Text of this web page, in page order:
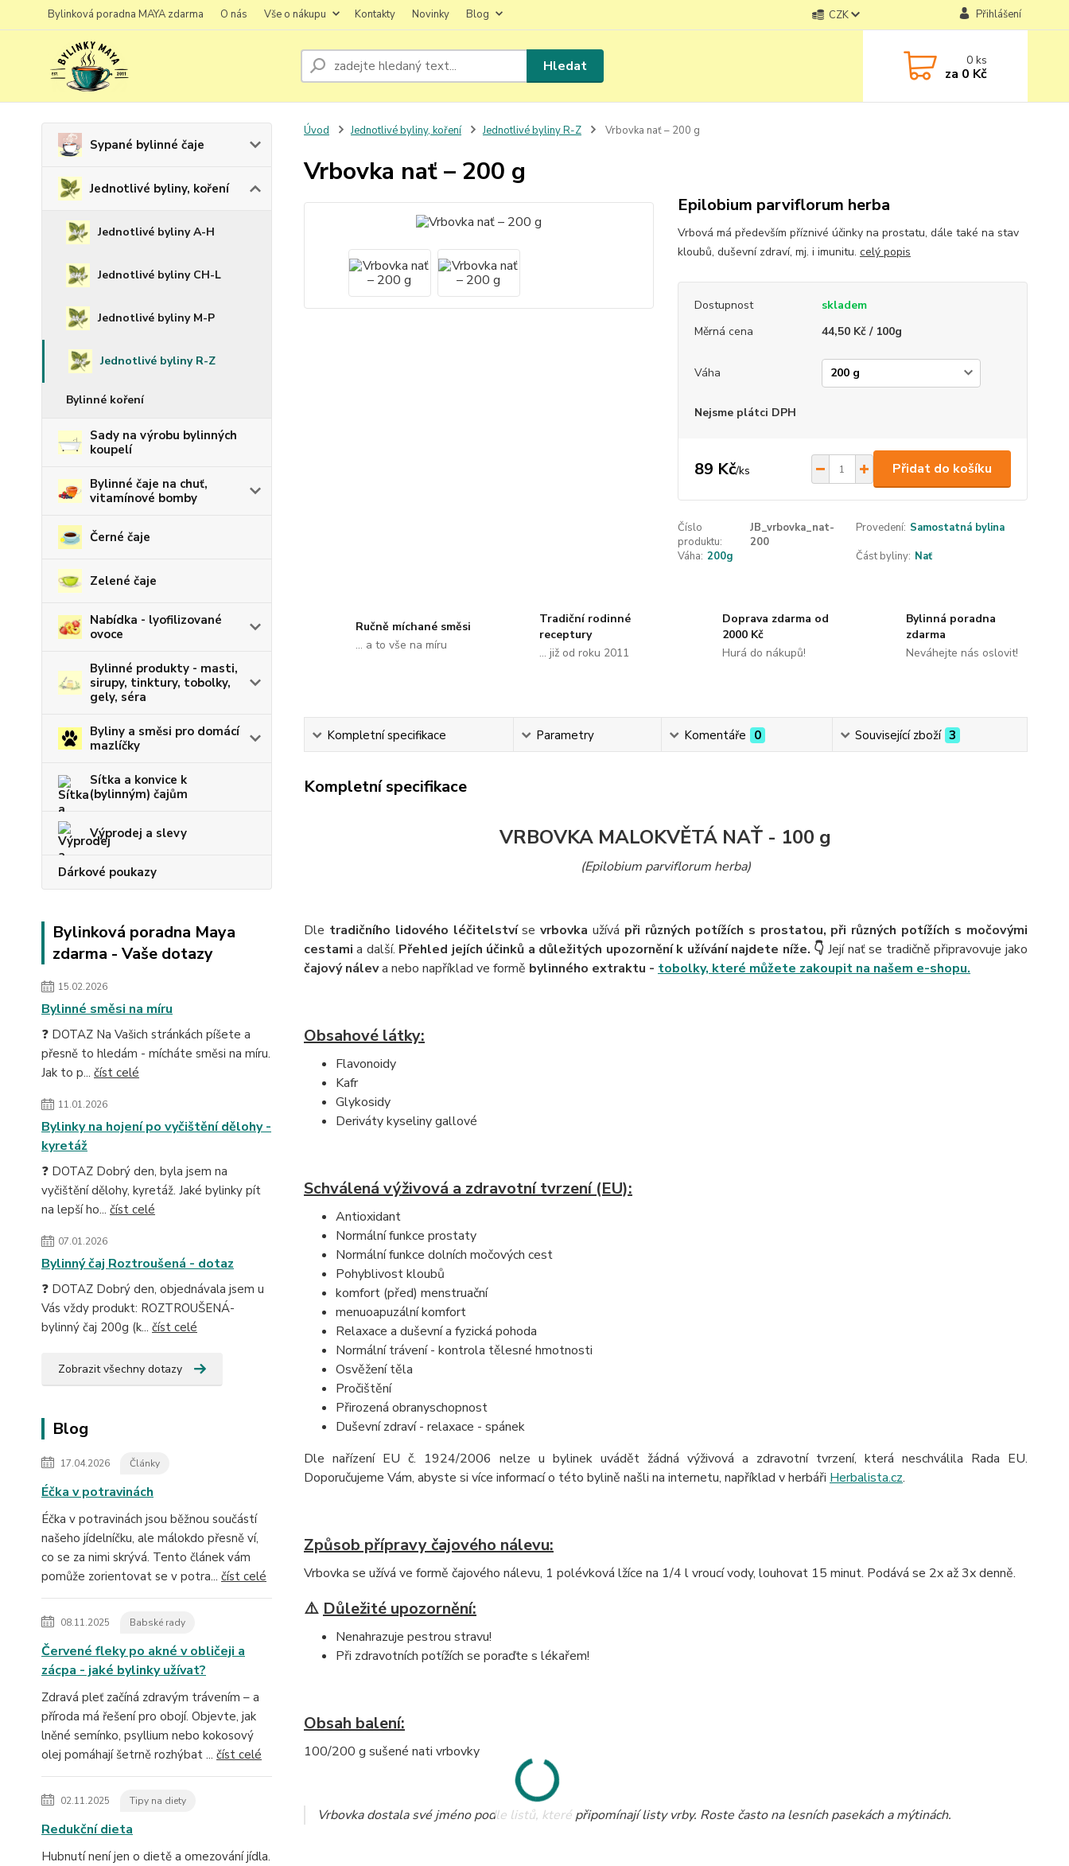
Bylinková poradna MAYA zdarma O nás Vše o nákupu Kontakty Novinky Blog CZK Přihlášení
Hledat 0ks
za 0 Kč
Sypané bylinné čaje
Jednotlivé byliny, koření
Jednotlivé byliny A-H
Jednotlivé byliny CH-L
Jednotlivé byliny M-P
Jednotlivé byliny R-Z
Bylinné koření
Sady na výrobu bylinných
koupelí
Bylinné čaje na chuť,
vitamínové bomby
Černé čaje
Zelené čaje
Nabídka - lyofilizované
ovoce
Bylinné produkty - masti,
sirupy, tinktury, tobolky,
gely, séra
Byliny a směsi pro domácí
mazlíčky
Sítka a konvice k
(bylinným) čajům
Výprodej a slevy
Dárkové poukazy
Bylinková poradna Maya
zdarma - Vaše dotazy
15.02.2026
Bylinné směsi na míru
❓ DOTAZ Na Vašich stránkách píšete a
přesně to hledám - mícháte směsi na míru.
Jak to p... číst celé
11.01.2026
Bylinky na hojení po vyčištění dělohy -
kyretáž
❓ DOTAZ Dobrý den, byla jsem na
vyčištění dělohy, kyretáž. Jaké bylinky pít
na lepší ho... číst celé
07.01.2026
Bylinný čaj Roztroušená - dotaz
❓ DOTAZ Dobrý den, objednávala jsem u
Vás vždy produkt: ROZTROUŠENÁ-
bylinný čaj 200g (k... číst celé
Zobrazit všechny dotazy
Blog
17.04.2026 Články
Éčka v potravinách
Éčka v potravinách jsou běžnou součástí
našeho jídelníčku, ale málokdo přesně ví,
co se za nimi skrývá. Tento článek vám
pomůže zorientovat se v potra... číst celé
08.11.2025 Babské rady
Červené fleky po akné v obličeji a
zácpa - jaké bylinky užívat?
Zdravá pleť začíná zdravým trávením – a
příroda má řešení pro obojí. Objevte, jak
lněné semínko, psyllium nebo kokosový
olej pomáhají šetrně rozhýbat ... číst celé
02.11.2025 Tipy na diety
Redukční dieta
Hubnutí není jen o dietě a omezování jídla.
Úvod Jednotlivé byliny, koření Jednotlivé byliny R-Z Vrbovka nať – 200 g
Vrbovka nať – 200 g
Epilobium parviflorum herba
Vrbová má především příznivé účinky na prostatu, dále také na stav
kloubů, duševní zdraví, mj. i imunitu. celý popis
Dostupnost
skladem
Měrná cena
44,50 Kč / 100g
Váha
Nejsme plátci DPH
89 Kč/ks Přidat do košíku
Číslo
produktu:
JB_vrbovka_nat-
200
Provedení: Samostatná bylina
Váha: 200g Část byliny: Nať
Ručně míchané směsi
... a to vše na míru
Tradiční rodinné
receptury
... již od roku 2011
Doprava zdarma od
2000 Kč
Hurá do nákupů!
Bylinná poradna
zdarma
Neváhejte nás oslovit!
Kompletní specifikace Parametry Komentáře 0 Související zboží 3
Kompletní specifikace
VRBOVKA MALOKVĚTÁ NAŤ - 100 g
(Epilobium parviflorum herba)
Dle tradičního lidového léčitelstvísevrbovka užívá při různých potížích s prostatou, při různých potížích s močovými
cestamia další. Přehled jejích účinků a důležitých upozornění k užívání najdete níže. 👇 Její nať se tradičně připravovuje jako
čajový náleva nebo například ve formě bylinného extraktu - tobolky, které můžete zakoupit na našem e-shopu.
Obsahové látky:
Flavonoidy
Kafr
Glykosidy
Deriváty kyseliny gallové
Schválená výživová a zdravotní tvrzení (EU):
Antioxidant
Normální funkce prostaty
Normální funkce dolních močových cest
Pohyblivost kloubů
komfort (před) menstruační
menuoapuzální komfort
Relaxace a duševní a fyzická pohoda
Normální trávení - kontrola tělesné hmotnosti
Osvěžení těla
Pročištění
Přirozená obranyschopnost
Duševní zdraví - relaxace - spánek
Dle nařízení EU č. 1924/2006 nelze u bylinek uvádět žádná výživová a zdravotní tvrzení, která neschválila Rada EU.
Doporučujeme Vám, abyste si více informací o této bylině našli na internetu, například v herbáři Herbalista.cz.
Způsob přípravy čajového nálevu:
Vrbovka se užívá ve formě čajového nálevu, 1 polévková lžíce na 1/4 l vroucí vody, louhovat 15 minut. Podává se 2x až 3x denně.
⚠️ Důležité upozornění:
Nenahrazuje pestrou stravu!
Při zdravotních potížích se poraďte s lékařem!
Obsah balení:
100/200 g sušené nati vrbovky
Vrbovka dostala své jméno podle listů, které připomínají listy vrby. Roste často na lesních pasekách a mýtinách.